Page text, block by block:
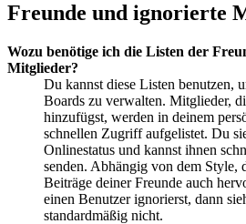
Freunde und ignorierte
Wozu benötige ich die Listen der
Mitglieder?
Du kannst diese Listen benutzen,
Boards zu verwalten. Mitglieder,
hinzufügst, werden in deinem
schnellen Zugriff aufgelistet. Du
Onlinestatus und kannst ihnen
senden. Abhängig von dem Style,
Beiträge deiner Freunde auch
einen Benutzer ignorierst, dann
standardmäßig nicht.